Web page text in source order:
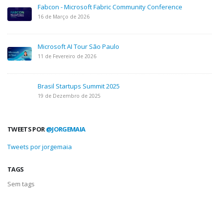
Fabcon - Microsoft Fabric Community Conference
16 de Março de 2026
Microsoft AI Tour São Paulo
11 de Fevereiro de 2026
Brasil Startups Summit 2025
19 de Dezembro de 2025
TWEETS POR@JORGEMAIA
Tweets por jorgemaia
TAGS
Sem tags